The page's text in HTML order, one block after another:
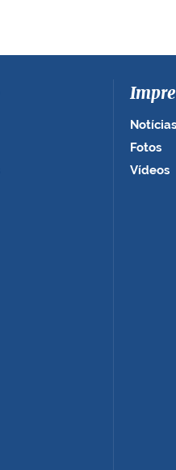
Notícias
Fotos
Vídeos